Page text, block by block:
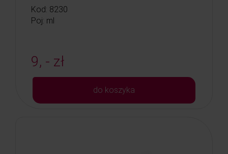
Kod: 8230
Poj: ml
9, - zł
do koszyka